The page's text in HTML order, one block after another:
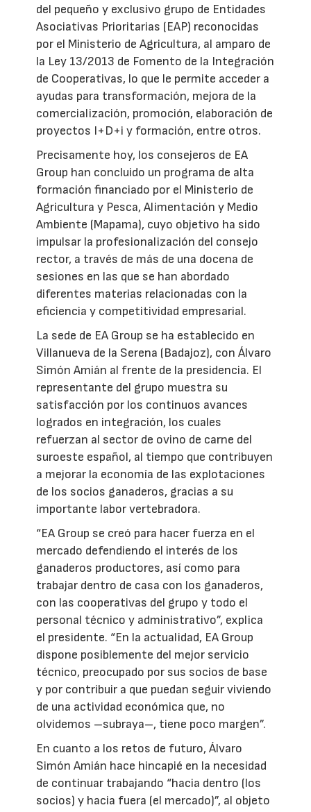
del pequeño y exclusivo grupo de Entidades
Asociativas Prioritarias (EAP) reconocidas
por el Ministerio de Agricultura, al amparo de
la Ley 13/2013 de Fomento de la Integración
de Cooperativas, lo que le permite acceder a
ayudas para transformación, mejora de la
comercialización, promoción, elaboración de
proyectos I+D+i y formación, entre otros.
Precisamente hoy, los consejeros de EA
Group han concluido un programa de alta
formación financiado por el Ministerio de
Agricultura y Pesca, Alimentación y Medio
Ambiente (Mapama), cuyo objetivo ha sido
impulsar la profesionalización del consejo
rector, a través de más de una docena de
sesiones en las que se han abordado
diferentes materias relacionadas con la
eficiencia y competitividad empresarial.
La sede de EA Group se ha establecido en
Villanueva de la Serena (Badajoz), con Álvaro
Simón Amián al frente de la presidencia. El
representante del grupo muestra su
satisfacción por los continuos avances
logrados en integración, los cuales
refuerzan al sector de ovino de carne del
suroeste español, al tiempo que contribuyen
a mejorar la economía de las explotaciones
de los socios ganaderos, gracias a su
importante labor vertebradora.
“EA Group se creó para hacer fuerza en el
mercado defendiendo el interés de los
ganaderos productores, así como para
trabajar dentro de casa con los ganaderos,
con las cooperativas del grupo y todo el
personal técnico y administrativo”, explica
el presidente. “En la actualidad, EA Group
dispone posiblemente del mejor servicio
técnico, preocupado por sus socios de base
y por contribuir a que puedan seguir viviendo
de una actividad económica que, no
olvidemos –subraya–, tiene poco margen”.
En cuanto a los retos de futuro, Álvaro
Simón Amián hace hincapié en la necesidad
de continuar trabajando “hacia dentro (los
socios) y hacia fuera (el mercado)”, al objeto